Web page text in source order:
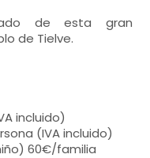
de esta gran
de Tielve.
incluido)
(IVA incluido)
60€/familia